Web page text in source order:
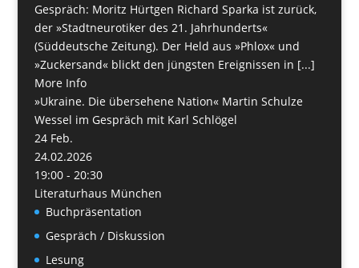
Gespräch: Moritz Hürtgen Richard Sparka ist zurück,
der »Stadtneurotiker des 21. Jahrhunderts«
(Süddeutsche Zeitung). Der Held aus »Phlox« und
»Zuckersand« blickt den jüngsten Ereignissen in [...]
More Info
»Ukraine. Die übersehene Nation« Martin Schulze
Wessel im Gespräch mit Karl Schlögel
24 Feb.
24.02.2026
19:00 - 20:30
Literaturhaus München
Buchpräsentation
Gespräch / Diskussion
Lesung